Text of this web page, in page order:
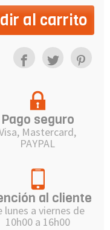
al carrito
Pago seguro
Mastercard,
PAYPAL
al cliente
lunes a viernes de
10h00 a 16h00